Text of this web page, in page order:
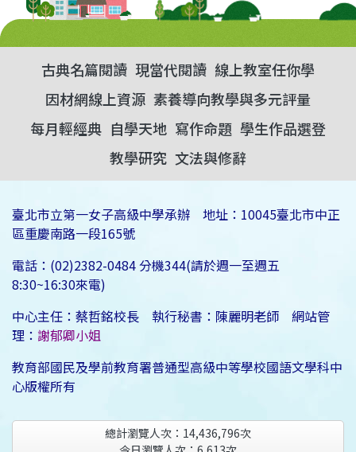
古典名篇閱讀 現當代閱讀 線上教室任你學
因材網線上資源 素養導向教學與多元評量
每月輕經典 自學天地 寫作命題 學生作品選登
教學研究 文法與修辭
臺北市立第一女子高級中學承辦 地址：10045臺北市中正
區重慶南路一段165號
電話：(02)2382-0484 分機344(請於週一至週五
8:30~16:30來電)
中心主任：蔡哲銘校長 執行秘書：陳麗明老師 網站管
理： 謝郁卿小姐
教育部國民及學前教育署普通型高級中等學校國語文學科中
心版權所有
總計瀏覽人次： 14,436,796次